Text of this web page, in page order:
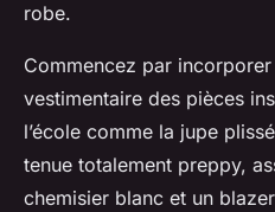
robe.
Commencez par
vestimentaire des pièces
l’école comme la jupe
tenue totalement preppy,
chemisier blanc et un